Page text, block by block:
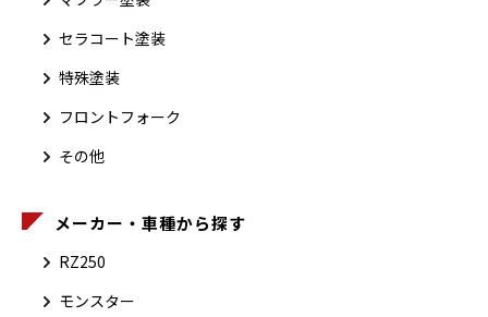
セラコート塗装
特殊塗装
フロントフォーク
その他
メーカー・車種から探す
RZ250
モンスター